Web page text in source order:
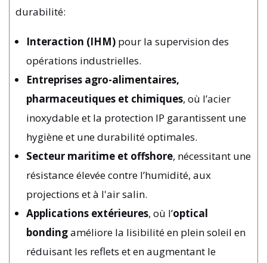
durabilité:
Interaction (IHM) pour la supervision des
opérations industrielles.
Entreprises agro-alimentaires,
pharmaceutiques et chimiques, où l’acier
inoxydable et la protection IP garantissent une
hygiène et une durabilité optimales.
Secteur maritime et offshore, nécessitant une
résistance élevée contre l’humidité, aux
projections et à l'air salin.
Applications extérieures, où l’optical
bondingaméliore la lisibilité en plein soleil en
réduisant les reflets et en augmentant le